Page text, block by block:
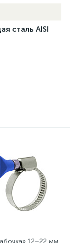
сталь AISI
12–22 мм